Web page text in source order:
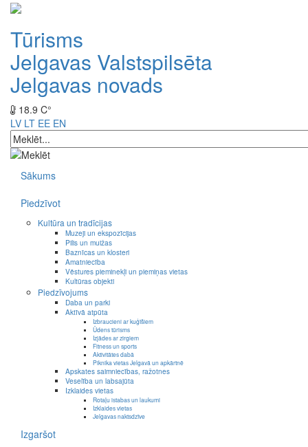
Tūrisms
Jelgavas Valstspilsēta
Jelgavas novads
18.9 C°
LV LT EE EN
Sākums
Piedzīvot
Kultūra un tradīcijas
Muzeji un ekspozīcijas
Pilis un muižas
Baznīcas un klosteri
Amatniecība
Vēstures pieminekļi un piemiņas vietas
Kultūras objekti
Piedzīvojums
Daba un parki
Aktīvā atpūta
Izbraucieni ar kuģīšiem
Ūdens tūrisms
Izjādes ar zirgiem
Fitness un sports
Aktivitātes dabā
Piknika vietas Jelgavā un apkārtnē
Apskates saimniecības, ražotnes
Veselība un labsajūta
Izklaides vietas
Rotaļu istabas un laukumi
Izklaides vietas
Jelgavas naktsdzīve
Izgaršot